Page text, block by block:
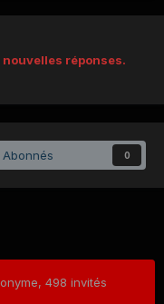
réponses.
Abonnés 0
498 invités